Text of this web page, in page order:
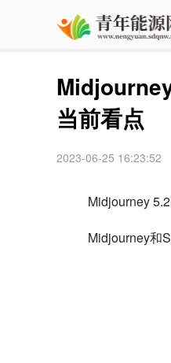
当前看点
2023-06-25 16:23:52
Midjourney
Midjourney和